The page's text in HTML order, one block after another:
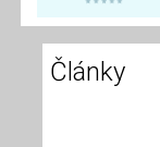
Články